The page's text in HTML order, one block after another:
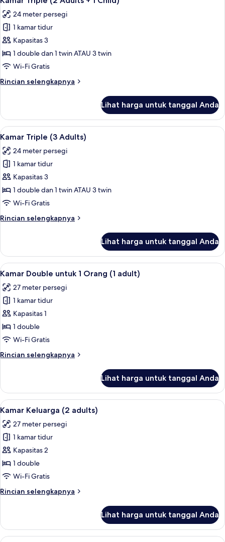
semua
foto
untuk
Kamar
Triple
(2
+
24 meter persegi
1 kamar tidur
Kapasitas 3
1 double dan 1 twin ATAU 3 twin
Wi-Fi Gratis
Rincian selengkapnya
Rincian
Kamar
Triple
(2
+
Child)
Lihat harga untuk tanggal Anda
Lihat
semua
foto
untuk
Kamar
Triple
(3
Selimut bulu angsa, brankas, meja
14
Kamar Triple (3 Adults)
24 meter persegi
1 kamar tidur
Kapasitas 3
1 double dan 1 twin ATAU 3 twin
Wi-Fi Gratis
Rincian selengkapnya
Rincian
Kamar
Triple
(3
Lihat harga untuk tanggal Anda
Lihat
semua
foto
untuk
Kamar
Double
untuk
Orang
Selimut bulu angsa, brankas, meja
12
Kamar Double untuk 1 Orang (1 adult)
27 meter persegi
1 kamar tidur
Kapasitas 1
1 double
Wi-Fi Gratis
Rincian selengkapnya
Rincian
Kamar
Double
untuk
Orang
(1
adult)
Lihat harga untuk tanggal Anda
Lihat
semua
foto
untuk
Kamar
Keluarga
(2
Selimut bulu angsa, brankas, meja
12
Kamar Keluarga (2 adults)
27 meter persegi
1 kamar tidur
Kapasitas 2
1 double
Wi-Fi Gratis
Rincian selengkapnya
Rincian
Kamar
Keluarga
Lihat harga untuk tanggal Anda
Selimut bulu angsa, brankas, meja